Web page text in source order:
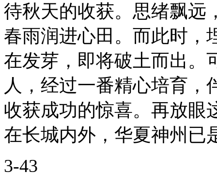
待秋天的收获。思绪飘远
春雨润进心田。而此时，
在发芽，即将破土而出。
人，经过一番精心培育，
收获成功的惊喜。再放眼
在长城内外，华夏神州已
3-43